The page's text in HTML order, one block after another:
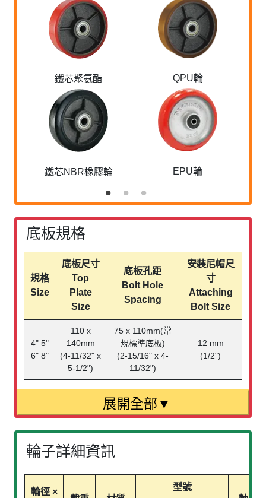
鐵芯聚氨酯
鐵芯NBR橡膠輪
QPU輪
EPU輪
底板規格
規格
Size
底板尺寸
Top
Plate
Size
底板孔距
Bolt Hole
Spacing
安裝尼帽尺
寸
Attaching
Bolt Size
4" 5"
6" 8"
110 x
140mm
(4-11/32" x
5-1/2")
75 x 110mm(常
規標準底板)
(2-15/16" x 4-
11/32")
12 mm
(1/2")
輪子詳細資訊
輪徑 ×
型號